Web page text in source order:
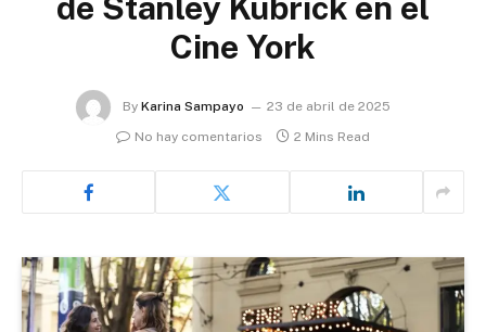
Cine York
By Karina Sampayo
23 de abril de 2025
No hay comentarios
2 Mins Read